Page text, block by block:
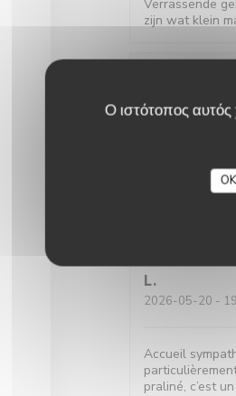
Ο ιστότοπος αυτός
Verrassende
zijn wat klein
L
2026-05-20 -
Accueil
praliné, c’est